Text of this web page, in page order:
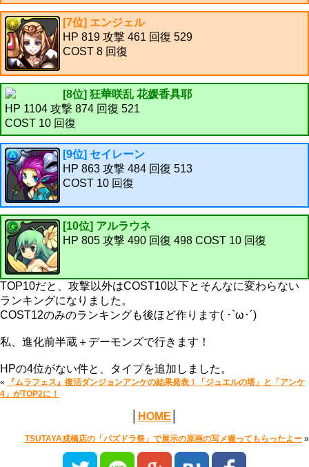
[7位] エンジェル
HP 819 攻撃 461 回復 529
COST 8 回復
[8位] 狂華咲乱 花媛香具耶
HP 1104 攻撃 874 回復 521
COST 10 回復
[9位] セイレーン
HP 863 攻撃 484 回復 513
COST 10 回復
[10位] アルラウネ
HP 805 攻撃 490 回復 498 COST 10 回復
TOP10だと、攻撃以外はCOST10以下とそんなに変わらない
ランキングになりました。
COST12のみのランキングも後ほど作ります( ･`ω･´)
私、進化前半蔵＋デーモンズで行きます！
HPの4位がない件と、タイプを追加しました。
«
『ムラフェス』復活ダンジョンアンケの結果発表！「ジュエルの塔」と「アンケ
4」がTOP2に！
HOME
TSUTAYA戎橋店の「パズドラ祭」で展示の原画の写メ撮ってもらったよー »